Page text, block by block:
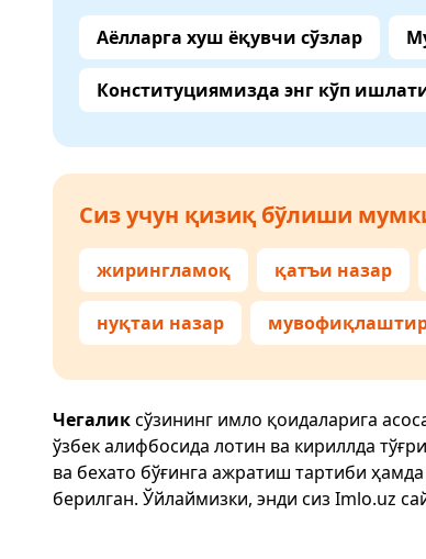
Аёлларга хуш ёқувчи сўзлар
Конституциямизда энг кўп
Сиз учун қизиқ бўлиши
жирингламоқ қатъи назар
нуқтаи назар
Чегаликсўзининг имло қоидаларига
ўзбек алифбосида лотин ва кириллда
ва бехато бўғинга ажратиш тартиби
берилган. Ўйлаймизки, энди сиз Imlo.uz